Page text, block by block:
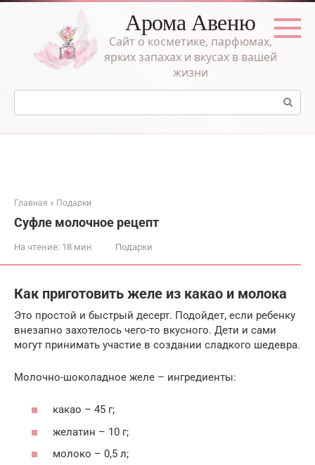
Перейти
Арома Авеню
Сайт о косметике, парфюмах,
ярких запахах и вкусах в вашей
жизни
Поиск:
Главная » Подарки
Суфле молочное рецепт
На чтение: 18 мин Подарки
Как приготовить желе из какао и молока
Это простой и быстрый десерт. Подойдет, если ребенку
внезапно захотелось чего-то вкусного. Дети и сами
могут принимать участие в создании сладкого шедевра.
Молочно-шоколадное желе – ингредиенты:
какао – 45 г;
желатин – 10 г;
молоко – 0,5 л;